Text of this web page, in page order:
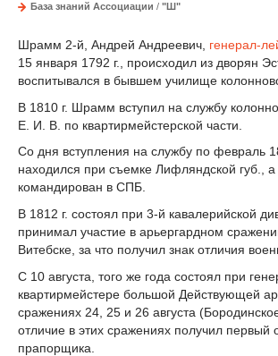
База знаний Ассоциации / "Ш"
Шрамм 2-й, Андрей Андреевич, генерал-
15 января 1792 г., происходил из дворян
воспитывался в бывшем училище
В 1810 г. Шрамм вступил на службу
Е. И. В. по квартирмейстерской части.
Со дня вступления на службу по февраль
находился при съемке Лифляндской губ.,
командирован в СПБ.
В 1812 г. состоял при 3-й кавалерийской
принимал участие в арьергардном
Витебске, за что получил знак отличия
С 10 августа, того же года состоял при
квартирмейстере большой Действующей
сражениях 24, 25 и 26 августа
отличие в этих сражениях получил
прапорщика.